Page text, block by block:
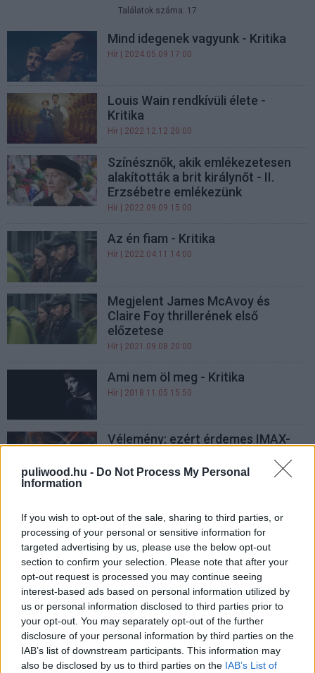
puliwood.hu - Do Not Process My Personal
Information
If you wish to opt-out of the sale, sharing to third parties, or
processing of your personal or sensitive information for
targeted advertising by us, please use the below opt-out
section to confirm your selection. Please note that after your
opt-out request is processed you may continue seeing
interest-based ads based on personal information utilized by
us or personal information disclosed to third parties prior to
your opt-out. You may separately opt-out of the further
disclosure of your personal information by third parties on the
IAB’s list of downstream participants. This information may
also be disclosed by us to third parties on the IAB’s List of
Találatok száma: 17
Mind idegenek vagyunk - Kritika
Hír | 2024.05.09 17:00
Louis Wain rendkívüli élete -
Kritika
Hír | 2022.12.12 20:00
Színésznők, akik emlékezetesen
alakították a brit királynőt - II.
Erzsébetre emlékezünk
Hír | 2022.09.09 15:00
Az én fiam - Kritika
Hír | 2022.04.11 14:00
Megjelent James McAvoy és
Claire Foy thrillerének első
előzetese
Hír | 2021.09.08 20:00
Ami nem öl meg - Kritika
Hír | 2018.11.05 15:50
Vélemény: ezért érdemes IMAX-
Hír| 2018.10.19 19:40
Hír| 2018.10.17 15:00
Tébolyult - Kritika
Hír| 2018.10.16 19:00
Emmy 2018 - íme a nyertesek
listája
Hír| 2018.09.18 09:00